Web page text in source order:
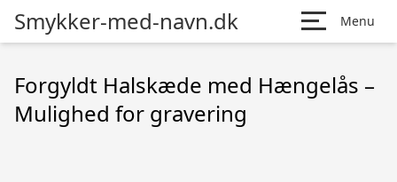
Smykker-med-navn.dk Menu
Forgyldt Halskæde med Hængelås –
Mulighed for gravering